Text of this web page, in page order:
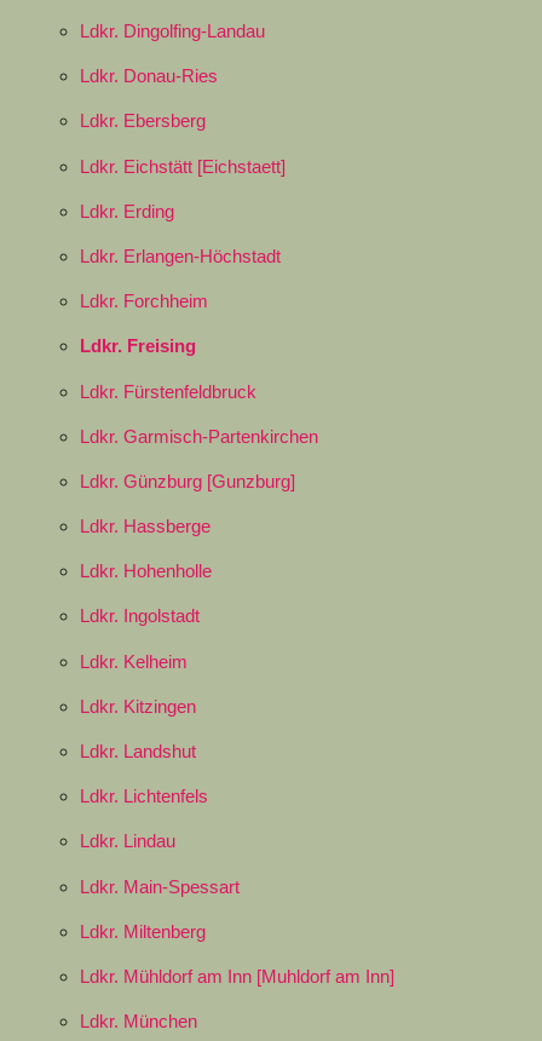
Ldkr. Dingolfing-Landau
Ldkr. Donau-Ries
Ldkr. Ebersberg
Ldkr. Eichstätt [Eichstaett]
Ldkr. Erding
Ldkr. Erlangen-Höchstadt
Ldkr. Forchheim
Ldkr. Freising
Ldkr. Fürstenfeldbruck
Ldkr. Garmisch-Partenkirchen
Ldkr. Günzburg [Gunzburg]
Ldkr. Hassberge
Ldkr. Hohenholle
Ldkr. Ingolstadt
Ldkr. Kelheim
Ldkr. Kitzingen
Ldkr. Landshut
Ldkr. Lichtenfels
Ldkr. Lindau
Ldkr. Main-Spessart
Ldkr. Miltenberg
Ldkr. Mühldorf am Inn [Muhldorf am Inn]
Ldkr. München